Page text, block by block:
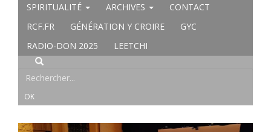
SPIRITUALITÉ
ARCHIVES
CONTACT
RCF.FR
GÉNÉRATION Y CROIRE
GYC
RADIO-DON 2025
LEETCHI